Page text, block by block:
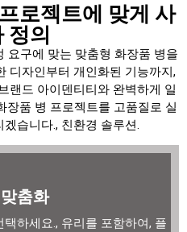
로젝트에 맞게 사
정의
요구에 맞는 맞춤형 화장품 병을
디자인부터 개인화된 기능까지,
랜드 아이덴티티와 완벽하게 일
장품 병 프로젝트를 고품질로 실
습니다., 친환경 솔루션.
춤화
하세요., 유리를 포함하여, 플